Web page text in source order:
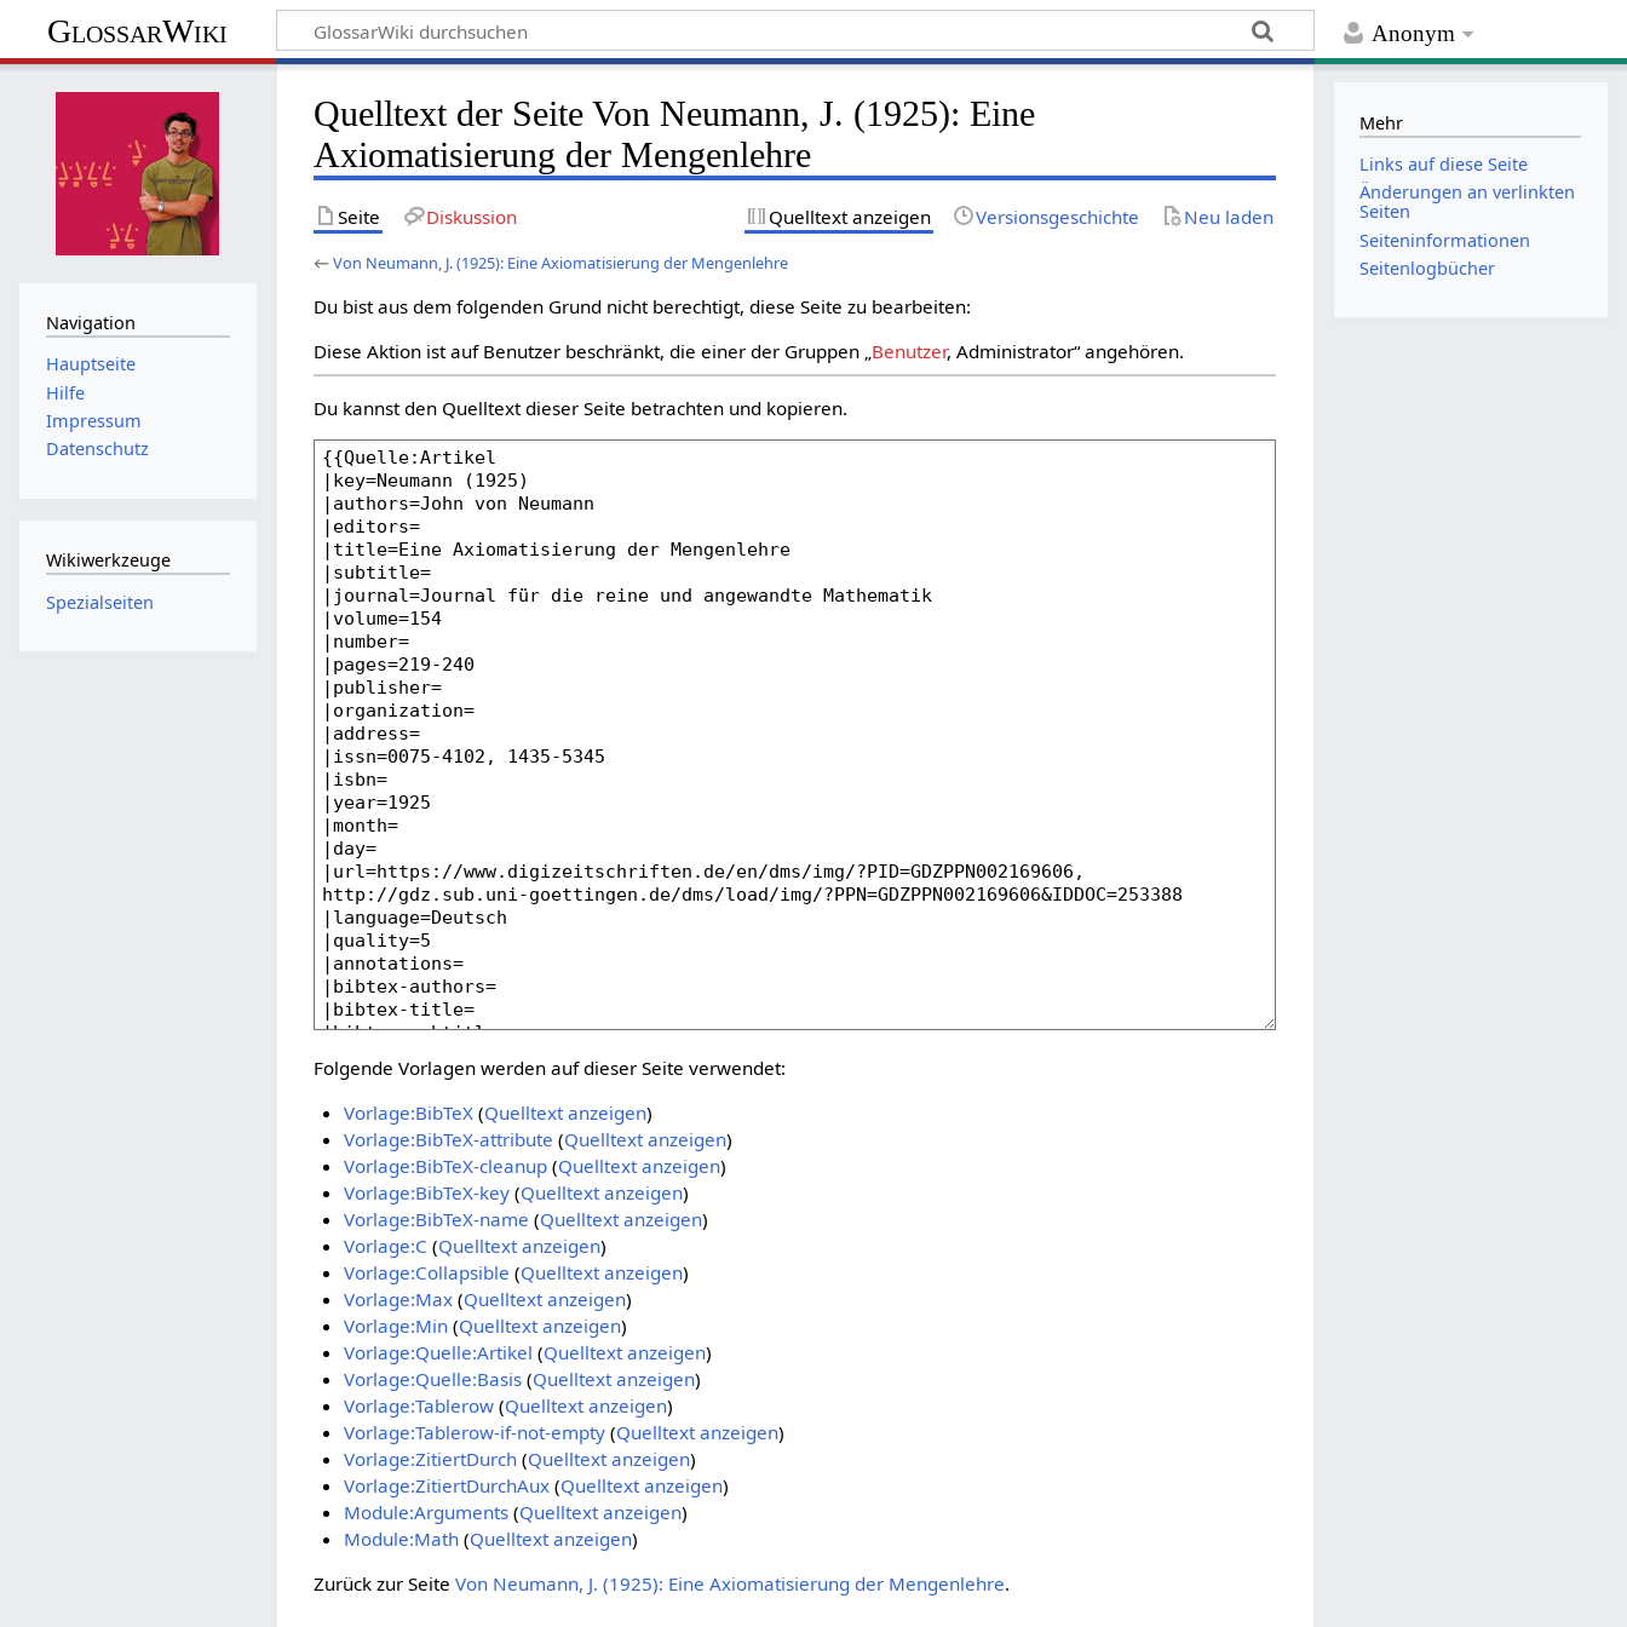
Anonym
GlossarWiki
Quelltext der Seite Von Neumann, J. (1925): Eine
Axiomatisierung der Mengenlehre
Seite Diskussion Quelltext anzeigen Versionsgeschichte Neu laden
←Von Neumann, J. (1925): Eine Axiomatisierung der Mengenlehre
Du bist aus dem folgenden Grund nicht berechtigt, diese Seite zu bearbeiten:
Diese Aktion ist auf Benutzer beschränkt, die einer der Gruppen „Benutzer, Administrator“ angehören.
Du kannst den Quelltext dieser Seite betrachten und kopieren.
Folgende Vorlagen werden auf dieser Seite verwendet:
Vorlage:BibTeX(Quelltext anzeigen)
Vorlage:BibTeX-attribute (Quelltext anzeigen)
Vorlage:BibTeX-cleanup(Quelltext anzeigen)
Vorlage:BibTeX-key(Quelltext anzeigen)
Vorlage:BibTeX-name (Quelltext anzeigen)
Vorlage:C (Quelltext anzeigen)
Vorlage:Collapsible (Quelltext anzeigen)
Vorlage:Max(Quelltext anzeigen)
Vorlage:Min(Quelltext anzeigen)
Vorlage:Quelle:Artikel (Quelltext anzeigen)
Vorlage:Quelle:Basis(Quelltext anzeigen)
Vorlage:Tablerow(Quelltext anzeigen)
Vorlage:Tablerow-if-not-empty(Quelltext anzeigen)
Vorlage:ZitiertDurch(Quelltext anzeigen)
Vorlage:ZitiertDurchAux(Quelltext anzeigen)
Module:Arguments(Quelltext anzeigen)
Module:Math(Quelltext anzeigen)
Zurück zur SeiteVon Neumann, J. (1925): Eine Axiomatisierung der Mengenlehre.
Navigation
Hauptseite
Hilfe
Impressum
Datenschutz
Wikiwerkzeuge
Spezialseiten
Mehr
Links auf diese Seite
Änderungen an verlinkten
Seiten
Seiten­­informationen
Seitenlogbücher